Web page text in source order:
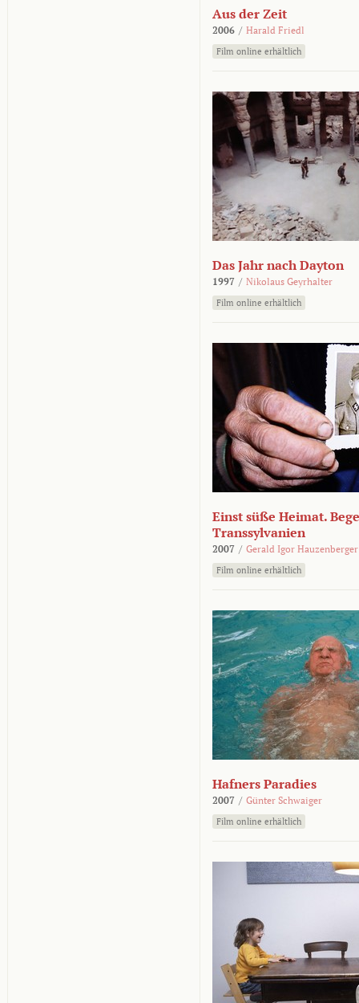
Aus der Zeit
2006 / Harald Friedl
Film online erhältlich
Das Jahr nach Dayton
1997 / Nikolaus Geyrhalter
Film online erhältlich
Einst süße Heimat.
Transsylvanien
2007 / Gerald Igor Hauzenberger
Film online erhältlich
Hafners Paradies
2007 / Günter Schwaiger
Film online erhältlich